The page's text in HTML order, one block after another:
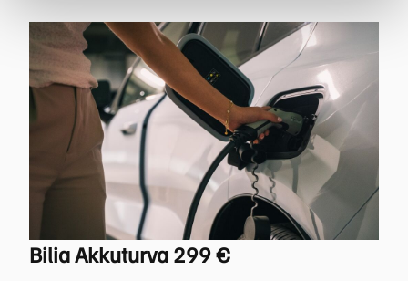
Bilia Akkuturva 299 €